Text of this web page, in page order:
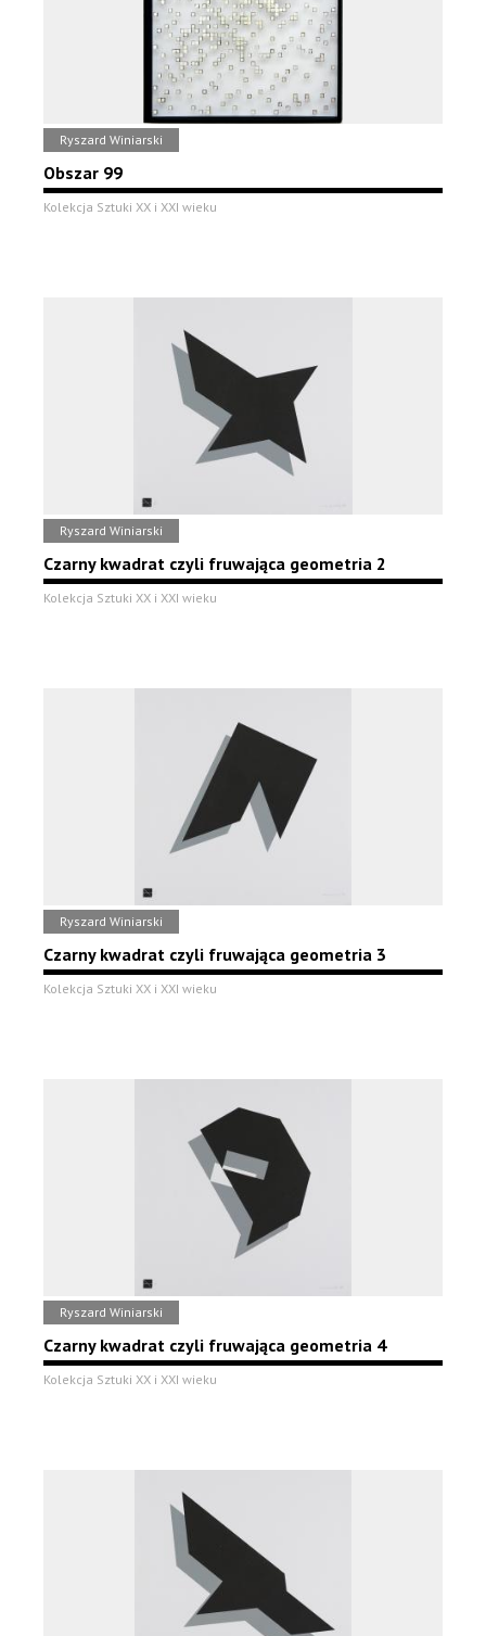
Ryszard Winiarski
Obszar 99
Kolekcja Sztuki XX i XXI wieku
Ryszard Winiarski
Czarny kwadrat czyli fruwająca geometria 2
Kolekcja Sztuki XX i XXI wieku
Ryszard Winiarski
Czarny kwadrat czyli fruwająca geometria 3
Kolekcja Sztuki XX i XXI wieku
Ryszard Winiarski
Czarny kwadrat czyli fruwająca geometria 4
Kolekcja Sztuki XX i XXI wieku